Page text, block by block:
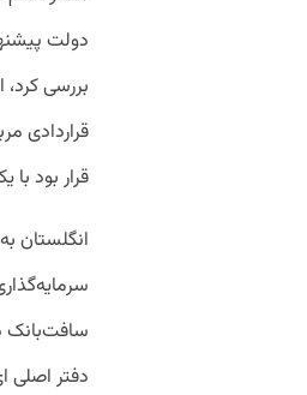
دولت
بررسی
قرار بود
انگلستان
دفتر اصلی